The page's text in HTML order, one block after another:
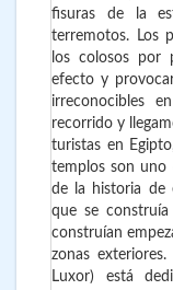
fisuras de la
terremotos. Los
los colosos por
efecto y
irreconocibles
recorrido y
turistas en
templos son uno
de la historia de
que se
construían
zonas
Luxor) está